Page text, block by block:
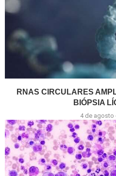
RNAS CIRCULARES
BIÓPSIA
4 de agosto